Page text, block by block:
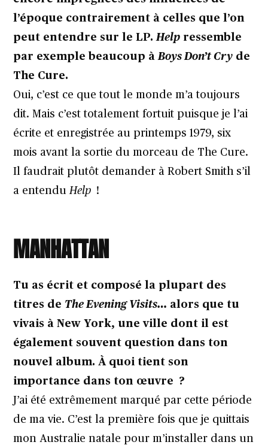
l’époque contrairement à celles que l’on
peut entendre sur le LP.Help ressemble
par exemple beaucoup àBoys Don’t Cry de
The Cure.
Oui, c’est ce que tout le monde m’a toujours
dit. Mais c’est totalement fortuit puisque je l’ai
écrite et enregistrée au printemps 1979, six
mois avant la sortie du morceau de The Cure.
Il faudrait plutôt demander à Robert Smith s’il
a entenduHelp !
MANHATTAN
Tu as écrit et composé la plupart des
titres de The Evening Visits… alors que tu
vivais à New York, une ville dont il est
également souvent question dans ton
nouvel album. À quoi tient son
importance dans ton œuvre ?
J’ai été extrêmement marqué par cette période
de ma vie. C’est la première fois que je quittais
mon Australie natale pour m’installer dans un